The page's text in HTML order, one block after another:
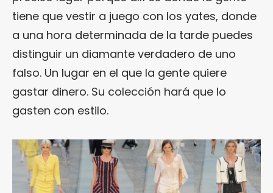
tiene que vestir a juego con los yates, donde
a una hora determinada de la tarde puedes
distinguir un diamante verdadero de uno
falso. Un lugar en el que la gente quiere
gastar dinero. Su colección hará que lo
gasten con estilo.